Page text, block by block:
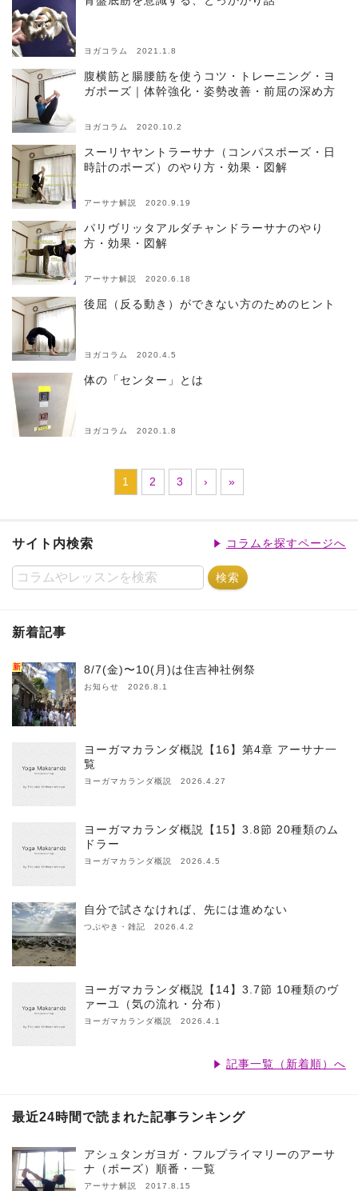
ヨガコラム 2021.1.8
腹横筋と腸腰筋を使うコツ・トレーニング・ヨ
ガポーズ｜体幹強化・姿勢改善・前屈の深め方
ヨガコラム 2020.10.2
スーリヤヤントラーサナ（コンパスポーズ・日
時計のポーズ）のやり方・効果・図解
アーサナ解説 2020.9.19
パリヴリッタアルダチャンドラーサナのやり
方・効果・図解
アーサナ解説 2020.6.18
後屈（反る動き）ができない方のためのヒント
ヨガコラム 2020.4.5
体の「センター」とは
ヨガコラム 2020.1.8
1 2 3 › »
サイト内検索 コラムを探すページへ
新着記事
新 8/7(金)〜10(月)は住吉神社例祭
お知らせ 2026.8.1
ヨーガマカランダ概説【16】第4章 アーサナ一
覧
ヨーガマカランダ概説 2026.4.27
ヨーガマカランダ概説【15】3.8節 20種類のム
ドラー
ヨーガマカランダ概説 2026.4.5
自分で試さなければ、先には進めない
つぶやき・雑記 2026.4.2
ヨーガマカランダ概説【14】3.7節 10種類のヴ
ァーユ（気の流れ・分布）
ヨーガマカランダ概説 2026.4.1
記事一覧（新着順）へ
最近24時間で読まれた記事ランキング
アシュタンガヨガ・フルプライマリーのアーサ
ナ（ポーズ）順番・一覧
アーサナ解説 2017.8.15